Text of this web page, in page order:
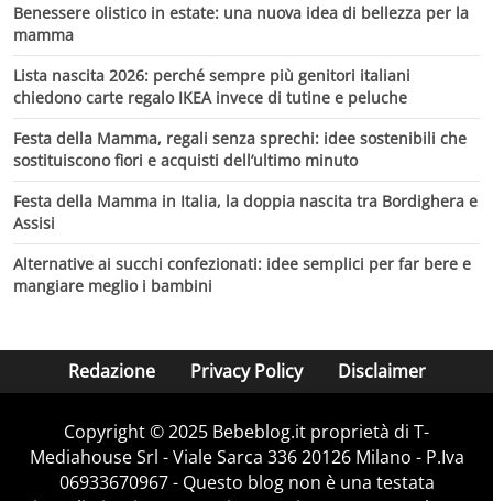
Benessere olistico in estate: una nuova idea di bellezza per la
mamma
Lista nascita 2026: perché sempre più genitori italiani
chiedono carte regalo IKEA invece di tutine e peluche
Festa della Mamma, regali senza sprechi: idee sostenibili che
sostituiscono fiori e acquisti dell’ultimo minuto
Festa della Mamma in Italia, la doppia nascita tra Bordighera e
Assisi
Alternative ai succhi confezionati: idee semplici per far bere e
mangiare meglio i bambini
Redazione Privacy Policy Disclaimer
Copyright © 2025 Bebeblog.it proprietà di T-
Mediahouse Srl - Viale Sarca 336 20126 Milano - P.Iva
06933670967 - Questo blog non è una testata